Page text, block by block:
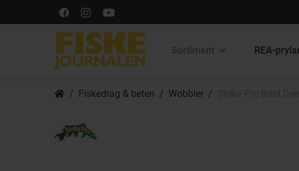
Sortiment REA-
Fiskedrag & beten Wobbler